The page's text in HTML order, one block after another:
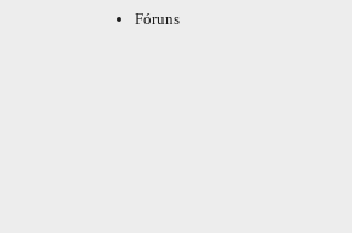
Fóruns